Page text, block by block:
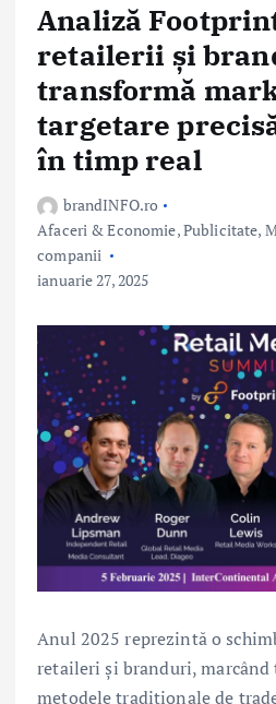
Analiză
retailerii și
transformă
targetare
în timp real
brandINFO.ro
Afaceri & Economie,Publicitate,
companii
ianuarie 27, 2025
Anul 2025 reprezintă o
retaileri și branduri,
metodele tradiționale de